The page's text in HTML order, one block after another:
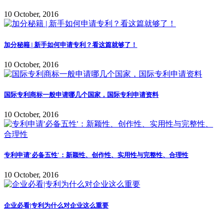
10 October, 2016
加分秘籍 | 新手如何申请专利？看这篇就够了！
10 October, 2016
国际专利商标一般申请哪几个国家，国际专利申请资料
10 October, 2016
专利申请'必备五性'：新颖性、创作性、实用性与完整性、合理性
10 October, 2016
企业必看|专利为什么对企业这么重要